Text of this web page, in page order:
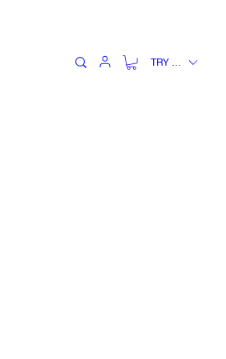
TRY (₺)